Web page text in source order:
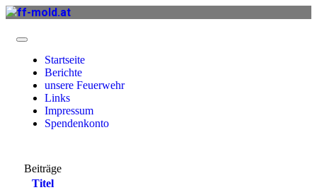
Startseite
Berichte
unsere Feuerwehr
Links
Impressum
Spendenkonto
Beiträge
Titel